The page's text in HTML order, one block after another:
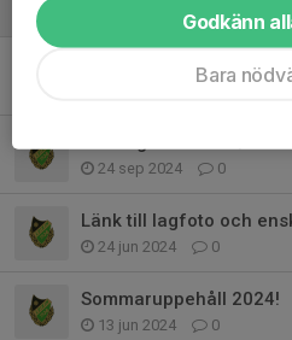
0
Inställd träning 10/11
24 sep 2024 0
Länk till lagfoto och
24 jun 2024 0
Sommaruppehåll 2024!
13 jun 2024 0
Godkänn
Bara